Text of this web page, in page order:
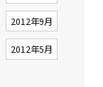
2012年9月
2012年5月